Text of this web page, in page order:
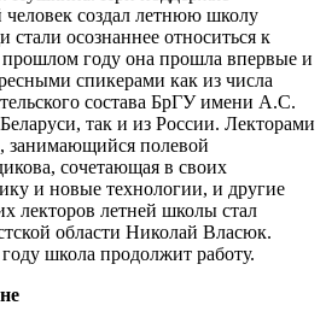
человек создал летнюю школу
осознаннее относиться к
году она прошла впервые и
спикерами как из числа
состава БрГУ имени А.С.
так и из России. Лекторами
занимающийся полевой
сочетающая в своих
и новые технологии, и другие
лекторов летней школы стал
области Николай Власюк.
школа продолжит работу.